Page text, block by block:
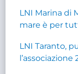
LNI Marina di
mare è per
LNI Taranto,
l’associazione